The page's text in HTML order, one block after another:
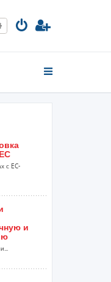
Расширенный поиск
с EC-
и